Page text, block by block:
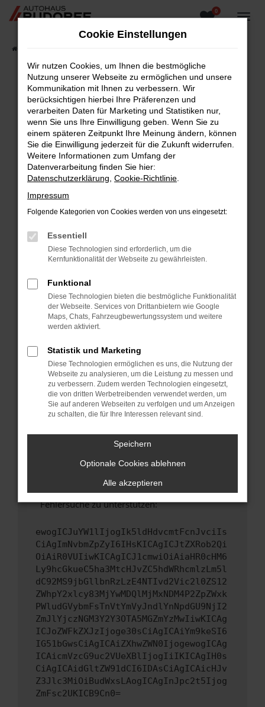
Zum
0
Fehler: Network Error
Beim Laden ist ein Fehler aufgetreten.
Hier sind ein paar Tipps, die dir helfen können:
Überprüfe deine Firewall und deine
Internetverbindung.
Laden andere Webseiten, zum Beispiel deine
Suchmaschine?
Prüfe deine Browsererweiterungen.
Manche Erweiterungen, wie Werbeblocker,
können das Laden bestimmter Seiten
verhindern. Funktioniert die Seite in einem
Fenster?
Starte dein Gerät neu.
Das kann manchmal helfen, vorübergehende
Probleme zu beheben.
Betriebssystem auf dem neuesten Stand
sind.
Veraltete Software birgt nicht nur ein
Sicherheitsrisiko, sondern kann auch dazu
führen, dass bestimmte Funktionen nicht mehr
unterstützt werden.
Wende dich an den Webseitenbetreiber.
Wenn du alle oben genannten Schritte versucht
hast, kontaktiere uns bitte. Wir werden
versuchen, das Problem zu beheben. Du kannst
uns diesen Text schicken, um uns bei der
Fehlersuche zu unterstützen:
ewogICJuYW1lIjogIk5ldHdvcmtFcnJvciIs
CiAgImNvbmZpZyI6IHsKICAgICJtZXRob2Qi
OiAiR0VUIiwKICAgICJ1cmwiOiAiaHR0cHM6
Ly9hcGkueC5ha3MtcHJvZC5hdWRhcmlzLm5l
dC92MS9jbGllbnRzLzE4NTIvd2Vic2l0ZS12
ZWhpY2xlcy83MjYwMDQlMjMxNDM4P2ZpZWxk
PWludGVybmFsTnVtYmVyJndlYnNpdGU9NjI2
ZmJlYjczNGM3Y2Y3OTA5MGZmYzMwIiwKICAg
ICJoZWFkZXJzIjoge30sCiAgICAiYm9keSI6
IG51bGwsCiAgICAiZXhwZWN0IjogewogICAg
ICAicmVzcG9uc2VUeXBlIjogIiIKICAgIH0s
CiAgICAidGltZW91dCI6IDAsCiAgICAicHJv
Z3Jlc3MiOiBudWxsLAogICAgInJpc2t5Ijog
ZmFsc2UKICB9Cn0=
Cookie Einstellungen
Wir nutzen Cookies, um Ihnen die bestmögliche
Nutzung unserer Webseite zu ermöglichen und unsere
Kommunikation mit Ihnen zu verbessern. Wir
berücksichtigen hierbei Ihre Präferenzen und
verarbeiten Daten für Marketing und Statistiken nur,
wenn Sie uns Ihre Einwilligung geben. Wenn Sie zu
einem späteren Zeitpunkt Ihre Meinung ändern, können
Sie die Einwilligung jederzeit für die Zukunft widerrufen.
Weitere Informationen zum Umfang der
Datenverarbeitung finden Sie hier:
Datenschutzerklärung Cookie-Richtlinie
Impressum
Folgende Kategorien von Cookies werden von uns eingesetzt:
Essentiell
Diese Technologien sind erforderlich, um die
Kernfunktionalität der Webseite zu gewährleisten.
Funktional
Diese Technologien bieten die bestmögliche Funktionalität
der Webseite. Services von Drittanbietern wie Google
Maps, Chats, Fahrzeugbewertungssystem und weitere
werden aktiviert.
Statistik und Marketing
Diese Technologien ermöglichen es uns, die Nutzung der
Webseite zu analysieren, um die Leistung zu messen und
zu verbessern. Zudem werden Technologien eingesetzt,
die von dritten Werbetreibenden verwendet werden, um
Sie auf anderen Webseiten zu verfolgen und um Anzeigen
zu schalten, die für Ihre Interessen relevant sind.
Speichern
Optionale Cookies ablehnen
Alle akzeptieren